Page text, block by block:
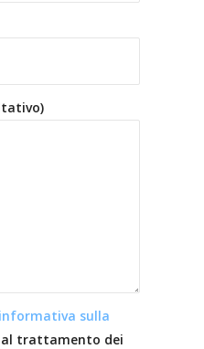
informativa sulla
al trattamento dei